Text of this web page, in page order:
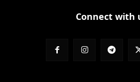
Connect with